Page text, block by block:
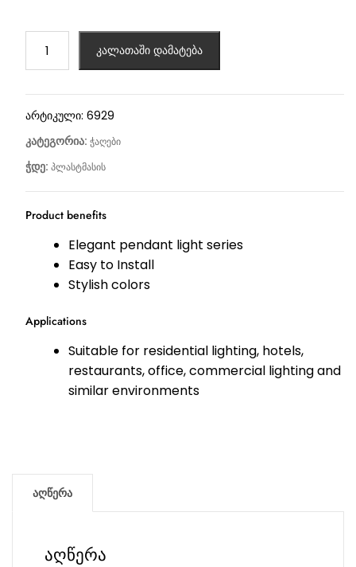
კალათაში დამატება
არტიკული: 6929
კატეგორია: ჭაღები
ჭდე: პლასტმასის
Product benefits
Elegant pendant light series
Easy to Install
Stylish colors
Applications
Suitable for residential lighting, hotels,
restaurants, office, commercial lighting and
similar environments
აღწერა
აღწერა